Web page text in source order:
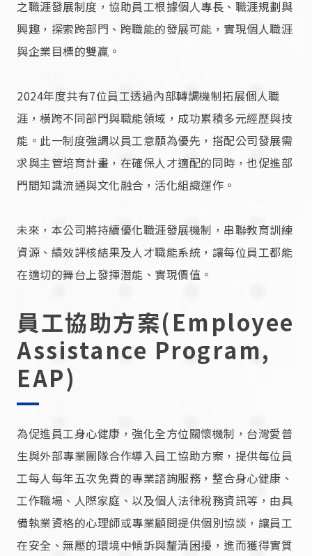
之職涯發展制度，協助員工根據個人專長、職涯規劃與
興趣，探索跨部門、跨職能的發展可能，實現個人職涯
與企業目標的雙贏。
2024年度共有7位員工透過內部轉調機制拓展個人職
涯，橫跨不同部門與職能領域，成功累積多元經歷與技
能。此一制度強調以員工意願為優先，搭配公司發展需
求與主管培育計畫，在確保人才適配的同時，也促進部
門間知識流通與文化融合，活化組織運作。
未來，本公司將持續優化職涯發展機制，串聯教育訓練
資源、績效評核結果及人才職能系統，讓每位員工都能
在適切的舞台上發揮潛能、實現價值。
員工協助方案(Employee
Assistance Program,
EAP)
為促進員工身心健康，強化全方位關懷機制，台灣愛普
生與外部專業團隊合作導入員工協助方案，提供每位員
工每人每年五次免費的專業諮詢服務，整合身心健康、
工作職場、人際家庭、以及個人法律稅務資訊等，由具
備執業資格的心理師或專業顧問提供個別協談，讓員工
在安全、無壓的環境中傾訴與釐清困擾，進而獲得實質